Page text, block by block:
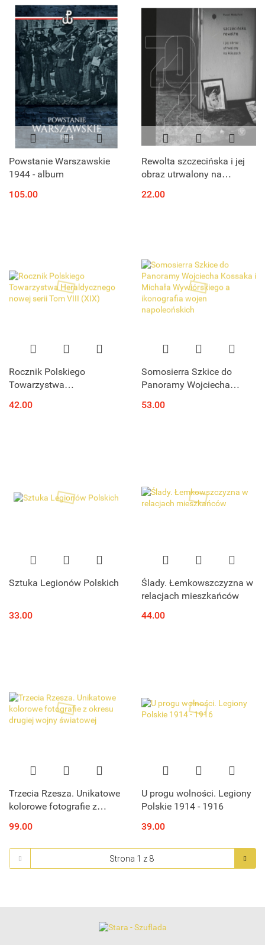
Powstanie Warszawskie
1944 - album
105.00
Rewolta szczecińska i jej
obraz utrwalony na
22.00
Rocznik Polskiego
Towarzystwa
Tom VIII (XIX)
42.00
Somosierra Szkice do
Panoramy Wojciecha
Wywiórskiego a
53.00
Sztuka Legionów Polskich
33.00
Ślady. Łemkowszczyzna w
relacjach mieszkańców
44.00
Trzecia Rzesza. Unikatowe
kolorowe fotografie z
światowej
99.00
U progu wolności. Legiony
Polskie 1914 - 1916
39.00